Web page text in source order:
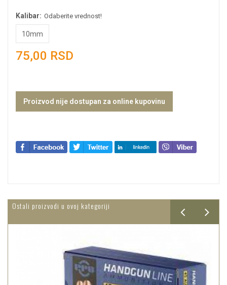
Kalibar: Odaberite vrednost!
10mm
75,00 RSD
Proizvod nije dostupan za online kupovinu
Ostali proizvodi u ovoj kategoriji